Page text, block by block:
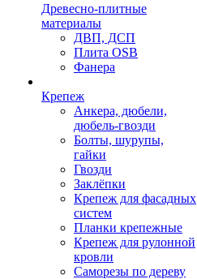
Древесно-плитные
материалы
ДВП, ДСП
Плита OSB
Фанера
Крепеж
Анкера, дюбели,
дюбель-гвозди
Болты, шурупы,
гайки
Гвозди
Заклёпки
Крепеж для фасадных
систем
Планки крепежные
Крепеж для рулонной
кровли
Саморезы по дереву